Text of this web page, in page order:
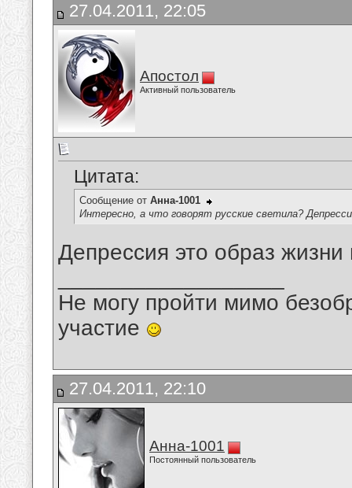
27.04.2011, 22:05
Апостол
Активный пользователь
Цитата:
Сообщение от Анна-1001
Интересно, а что говорят русские светила?
Депрессия это образ
Не могу пройти мимо
участие
27.04.2011, 22:10
Анна-1001
Постоянный пользователь